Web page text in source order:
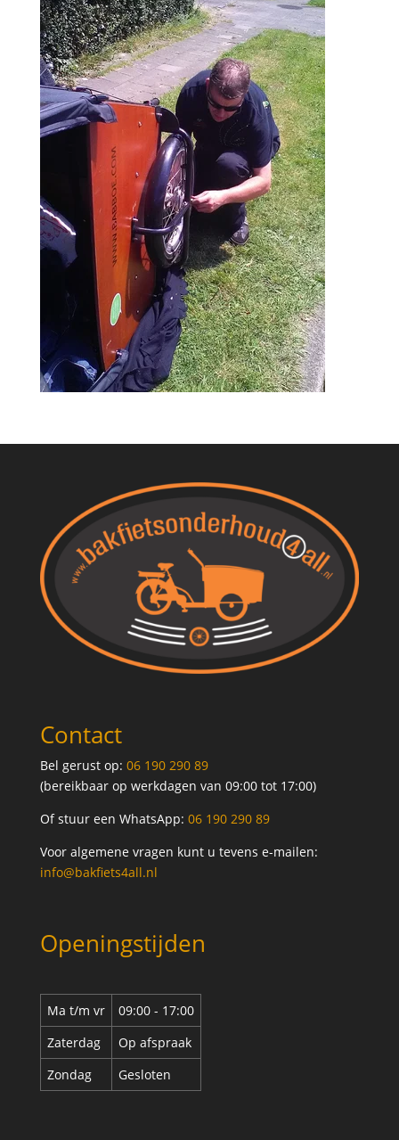
Contact
Bel gerust op: 06 190 290 89
(bereikbaar op werkdagen van 09:00 tot 17:00)
Of stuur een WhatsApp: 06 190 290 89
Voor algemene vragen kunt u tevens e-mailen:
info@bakfiets4all.nl
Openingstijden
Ma t/m vr
09:00 - 17:00
Zaterdag
Op afspraak
Zondag
Gesloten